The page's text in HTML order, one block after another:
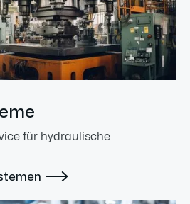
für hydraulische
